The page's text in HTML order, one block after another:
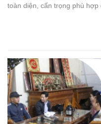
toàn diện, cẩn trọng phù hợp